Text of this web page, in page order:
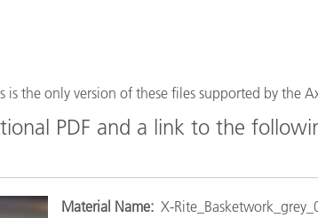
Ciências
Experience Center
Outros
the only version of these files supported by the
PDF and a link to the
Material Name: X-